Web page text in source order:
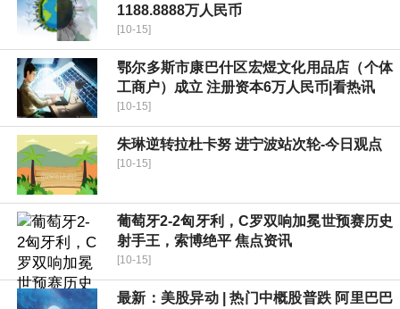
1188.8888万人民币
[10-15]
鄂尔多斯市康巴什区宏煜文化用品店（个体
工商户）成立 注册资本6万人民币|看热讯
[10-15]
朱琳逆转拉杜卡努 进宁波站次轮-今日观点
[10-15]
葡萄牙2-2匈牙利，C罗双响加冕世预赛历史
射手王，索博绝平 焦点资讯
[10-15]
最新：美股异动 | 热门中概股普跌 阿里巴巴